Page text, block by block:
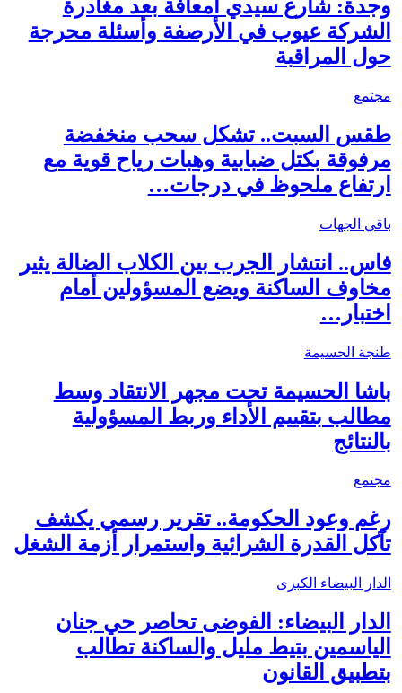
وجدة: شارع سيدي امعافة بعد مغادرة
الشركة عيوب في الأرصفة وأسئلة محرجة
حول المراقبة
مجتمع
طقس السبت.. تشكل سحب منخفضة
مرفوقة بكتل ضبابية وهبات رياح قوية مع
ارتفاع ملحوظ في درجات…
باقي الجهات
فاس.. انتشار الجرب بين الكلاب الضالة يثير
مخاوف الساكنة ويضع المسؤولين أمام
اختبار…
طنجة الحسيمة
باشا الحسيمة تحت مجهر الانتقاد وسط
مطالب بتقييم الأداء وربط المسؤولية
بالنتائج
مجتمع
رغم وعود الحكومة.. تقرير رسمي يكشف
تآكل القدرة الشرائية واستمرار أزمة الشغل
الدار البيضاء الكبرى
الدار البيضاء: الفوضى تحاصر حي جنان
الياسمين بتيط مليل والساكنة تطالب
بتطبيق القانون